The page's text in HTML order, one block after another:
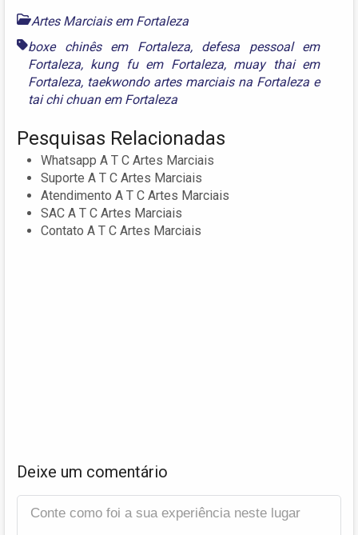
Artes Marciais em Fortaleza
boxe chinês em Fortaleza, defesa pessoal em
Fortaleza, kung fu em Fortaleza, muay thai em
Fortaleza, taekwondo artes marciais na Fortaleza e
tai chi chuan em Fortaleza
Pesquisas Relacionadas
Whatsapp A T C Artes Marciais
Suporte A T C Artes Marciais
Atendimento A T C Artes Marciais
SAC A T C Artes Marciais
Contato A T C Artes Marciais
Deixe um comentário